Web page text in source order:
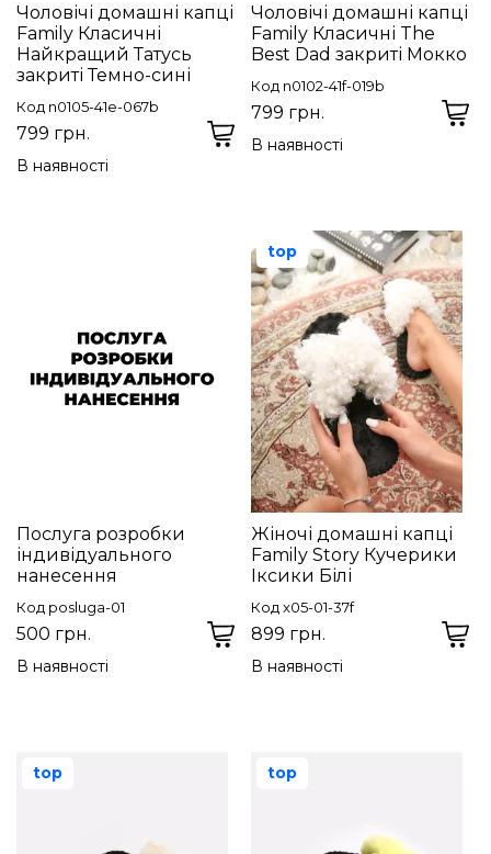
Чоловічі домашні капці
Family Класичні
Найкращий Татусь
закриті Темно-сині
Код n0105-41e-067b
799 грн.
В наявності
Чоловічі домашні капці
Family Класичні The
Best Dad закриті Мокко
Код n0102-41f-019b
799 грн.
В наявності
Послуга розробки
індивідуального
нанесення
Код posluga-01
500 грн.
В наявності
Жіночі домашні капці
Family Story Кучерики
Іксики Білі
Код x05-01-37f
899 грн.
В наявності
top
top top